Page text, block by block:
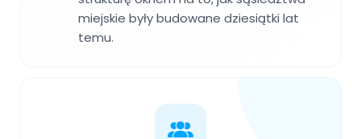
miejskie były budowane dziesiątki lat
temu.